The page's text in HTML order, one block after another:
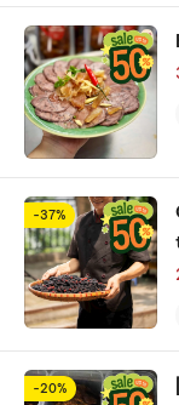
-37%
-20%